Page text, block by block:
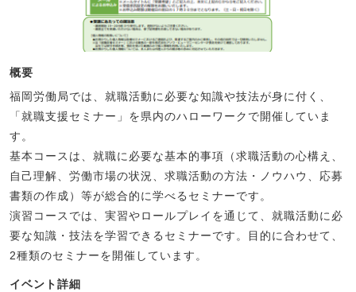
概要
福岡労働局では、就職活動に必要な知識や技法が身に付く、
「就職支援セミナー」を県内のハローワークで開催していま
す。
基本コースは、就職に必要な基本的事項（求職活動の心構え、
自己理解、労働市場の状況、求職活動の方法・ノウハウ、応募
書類の作成）等が総合的に学べるセミナーです。
演習コースでは、実習やロールプレイを通じて、就職活動に必
要な知識・技法を学習できるセミナーです。目的に合わせて、
2種類のセミナーを開催しています。
イベント詳細